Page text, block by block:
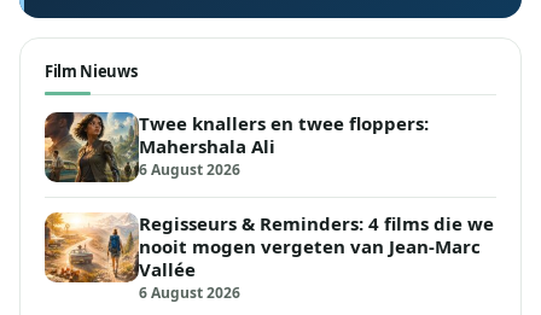
Film Nieuws
Twee knallers en twee floppers:
Mahershala Ali
6 August 2026
Regisseurs & Reminders: 4 films die we
nooit mogen vergeten van Jean-Marc
Vallée
6 August 2026